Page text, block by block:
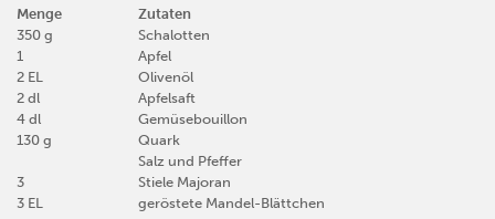
350 g
Schalotten
1
Apfel
2 EL
Olivenöl
2 dl
Apfelsaft
4 dl
Gemüsebouillon
130 g
Quark
Salz und Pfeffer
3
Stiele Majoran
3 EL geröstete Mandel-Blättchen